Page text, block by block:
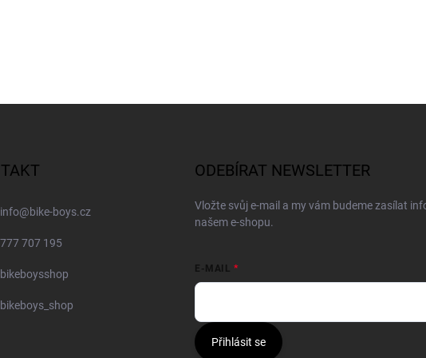
info@bike-boys.cz
777 707 195
bikeboysshop
bikeboys_shop
ODEBÍRAT NEWSLETTER
Vložte svůj e-mail a my vám budeme zasílat
našem e-shopu.
E-MAIL
Přihlásit se